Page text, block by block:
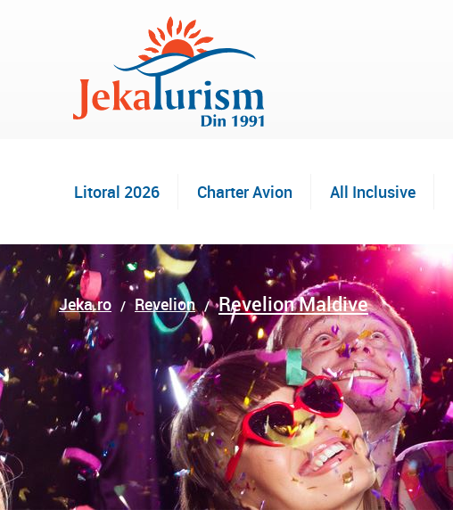
Litoral 2026 Charter Avion All Inclusive
Jeka.ro Revelion Revelion Maldive